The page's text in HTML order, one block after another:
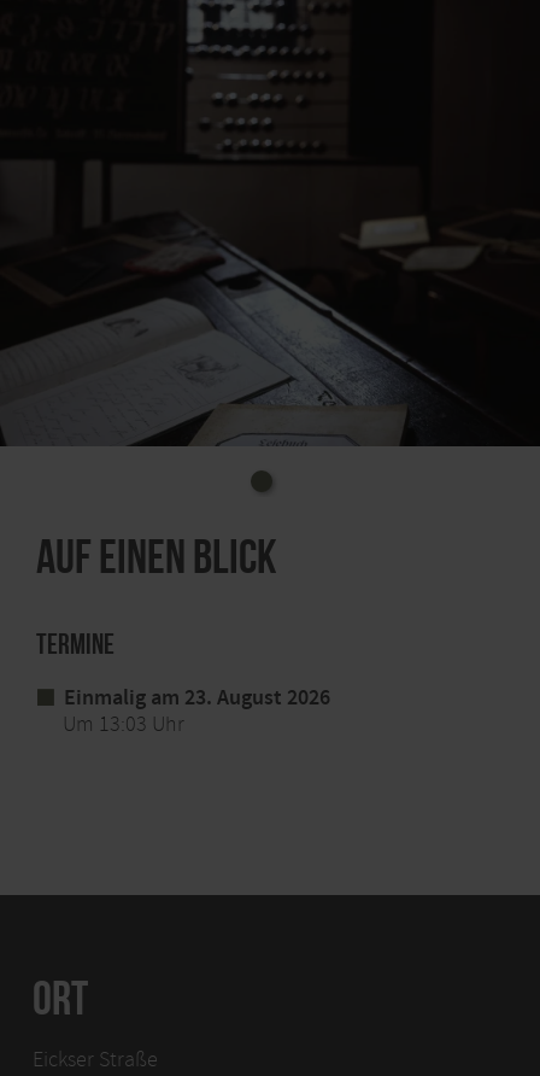
Auf einen Blick
Termine
Einmalig am 23. August 2026
Um 13:03 Uhr
ORT
Eickser Straße